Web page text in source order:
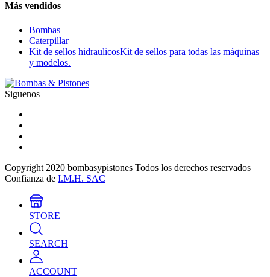
Más vendidos
Bombas
Caterpillar
Kit de sellos hidraulicosKit de sellos para todas las máquinas
y modelos.
Siguenos
Copyright 2020 bombasypistones Todos los derechos reservados |
Confianza de I.M.H. SAC
STORE
SEARCH
ACCOUNT